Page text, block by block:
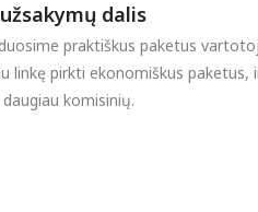
dalis
praktiškus paketus
linkę pirkti ekonomiškus paketus,
komisinių.